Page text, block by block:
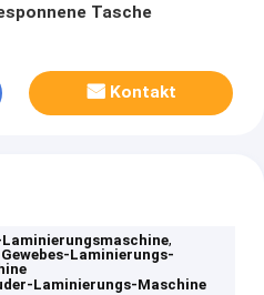
Tasche
Kontakt
Laminierungsmaschine,
Laminierungs-
Laminierungs-Maschine